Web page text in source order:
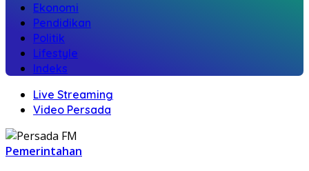
Ekonomi
Pendidikan
Politik
Lifestyle
Indeks
Live Streaming
Video Persada
Pemerintahan